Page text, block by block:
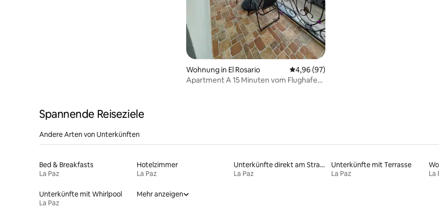
Wohnung in El Rosario Durchschnittliche Bewertung: 4,96 von 5,
4,96 (97)
Apartment A 15 Minuten vom Flughafen
Spannende Reiseziele
Andere Arten von Unterkünften
Bed & Breakfasts
La Paz
Hotelzimmer
La Paz
Unterkünfte direkt am Strand
La Paz
Unterkünfte mit Terrasse
La Paz
La
Unterkünfte mit Whirlpool
La Paz
Mehr anzeigen